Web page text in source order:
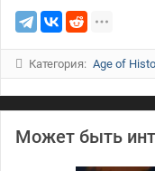
Категория: Age of
Может быть